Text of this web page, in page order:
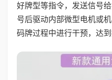
好牌型等指令，发送信号
号后驱动内部微型电机或
码牌过程中进行干预，达到